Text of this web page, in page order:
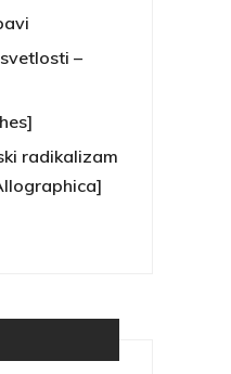
–
radikalizam